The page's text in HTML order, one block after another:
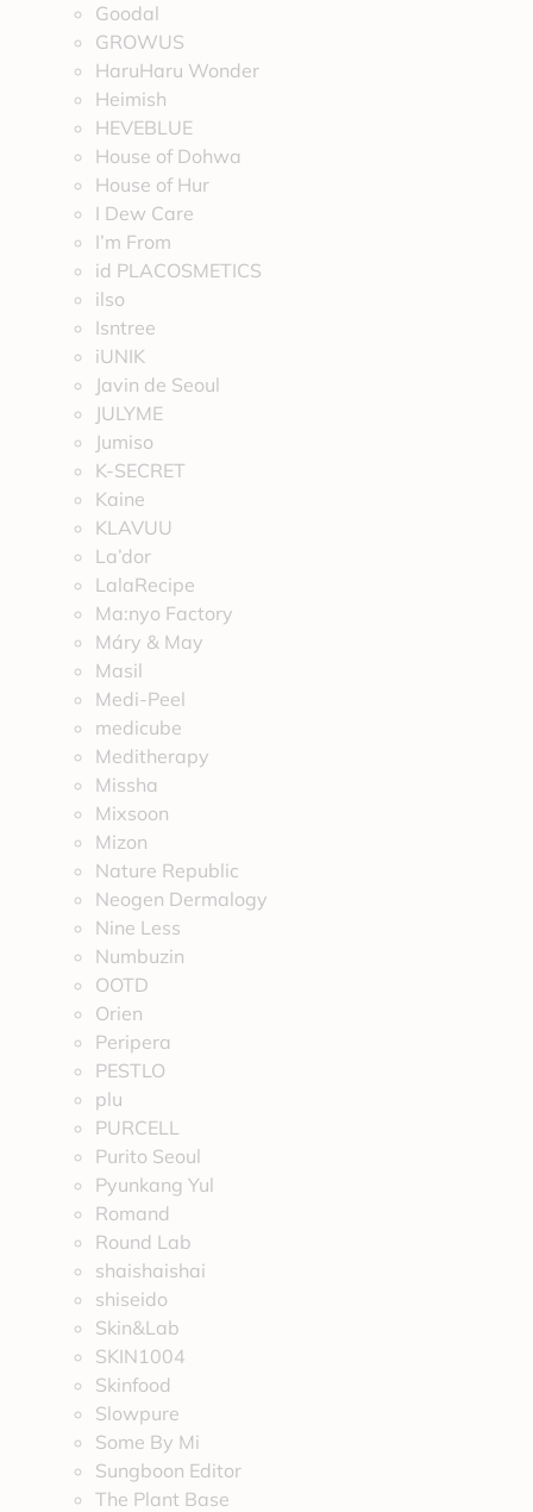
Goodal
GROWUS
HaruHaru Wonder
Heimish
HEVEBLUE
House of Dohwa
House of Hur
I Dew Care
I’m From
id PLACOSMETICS
ilso
Isntree
iUNIK
Javin de Seoul
JULYME
Jumiso
K-SECRET
Kaine
KLAVUU
La’dor
LalaRecipe
Ma:nyo Factory
Máry & May
Masil
Medi-Peel
medicube
Meditherapy
Missha
Mixsoon
Mizon
Nature Republic
Neogen Dermalogy
Nine Less
Numbuzin
OOTD
Orien
Peripera
PESTLO
plu
PURCELL
Purito Seoul
Pyunkang Yul
Romand
Round Lab
shaishaishai
shiseido
Skin&Lab
SKIN1004
Skinfood
Slowpure
Some By Mi
Sungboon Editor
The Plant Base